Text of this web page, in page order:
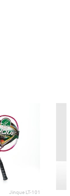
Jinque LT-101